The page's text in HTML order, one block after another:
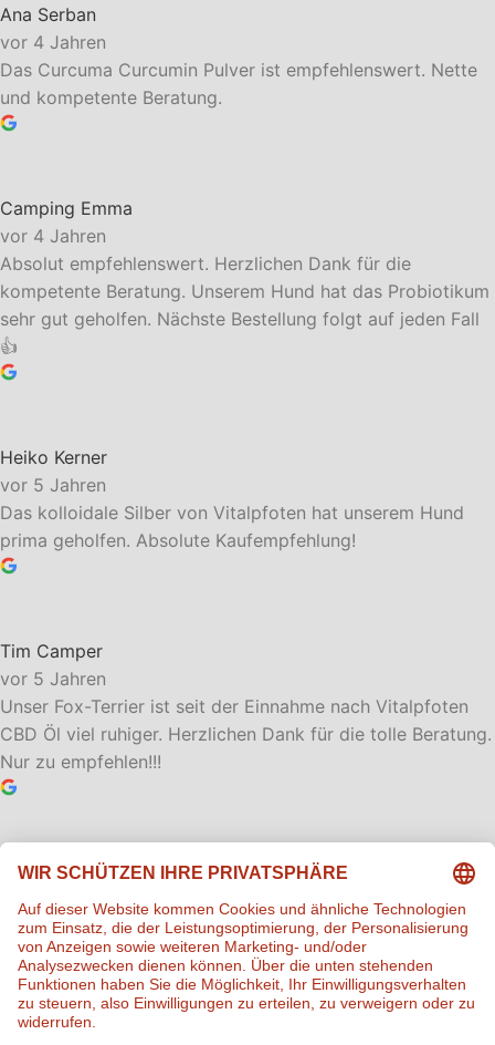
Ana Serban
vor 4 Jahren
Das Curcuma Curcumin Pulver ist empfehlenswert. Nette
und kompetente Beratung.
Camping Emma
vor 4 Jahren
Absolut empfehlenswert. Herzlichen Dank für die
kompetente Beratung. Unserem Hund hat das Probiotikum
sehr gut geholfen. Nächste Bestellung folgt auf jeden Fall
👍
Heiko Kerner
vor 5 Jahren
Das kolloidale Silber von Vitalpfoten hat unserem Hund
prima geholfen. Absolute Kaufempfehlung!
Tim Camper
vor 5 Jahren
Unser Fox-Terrier ist seit der Einnahme nach Vitalpfoten
CBD Öl viel ruhiger. Herzlichen Dank für die tolle Beratung.
Nur zu empfehlen!!!
Tier Gesund
vor 7 Jahren
Es ist so wichtig, dass endlich Futterergänzung ohne
Zusatzstoffe angeboten wird. Hier ist Qualität, Dosierung
und Rezeptur extra auf Tiere ausgelegt und durchdacht!